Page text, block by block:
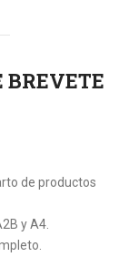
BREVETE
de productos
y A4.